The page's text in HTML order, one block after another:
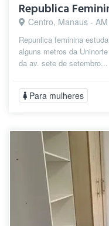
Republica
Centro, Manaus - AM
Repunlica feminina
alguns metros da
da av. sete de setembro...
Para mulheres